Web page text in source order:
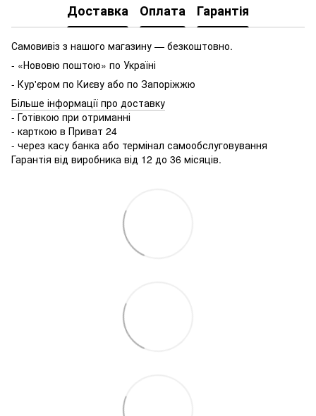
Доставка Оплата Гарантія
Самовивіз з нашого магазину — безкоштовно.
- «Нововю поштою» по Україні
- Кур'єром по Києву або по Запоріжжю
Більше інформації про доставку
- Готівкою при отриманні
- карткою в Приват 24
- через касу банка або термінал самообслуговування
Гарантія від виробника від 12 до 36 місяців.